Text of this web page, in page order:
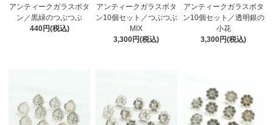
アンティークガラスボタ
ン／黒緑のつぶつぶ
440円(税込)
アンティークガラスボタ
ン10個セット／つぶつぶ
MIX
3,300円(税込)
アンティークガラスボタ
ン10個セット／透明銀の
小花
3,300円(税込)